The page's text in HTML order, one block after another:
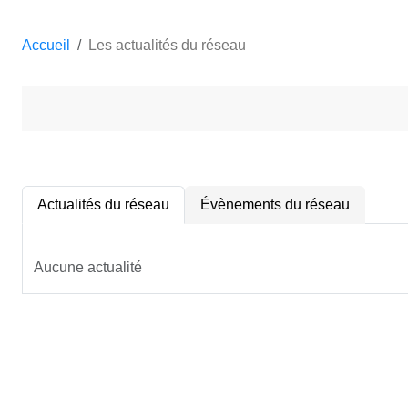
Accueil Les actualités du réseau
Actualités du réseau Évènements du réseau
Aucune actualité